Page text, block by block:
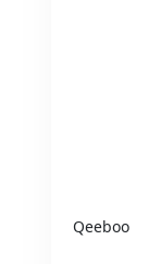
Qeeboo